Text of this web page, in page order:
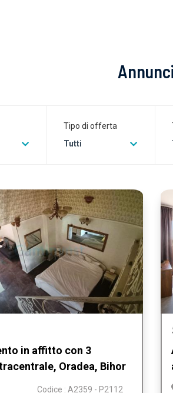
Tipo di offerta
Tutti
in affitto, arredato e
Zona Iosia, Oradea
Codice : V4048 - P2029